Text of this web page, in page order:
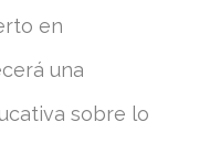
en
una
sobre lo